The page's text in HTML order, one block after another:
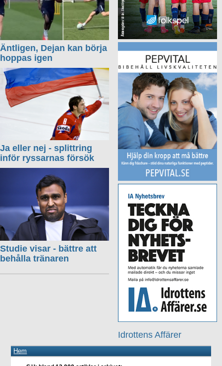
Idrottens Affärer
Äntligen, Dejan kan börja
hoppas igen
Ja eller nej - splittring
inför ryssarnas försök
Studie visar - bättre att
behålla tränaren
Hem